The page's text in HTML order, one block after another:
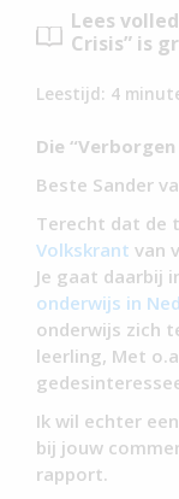
Lees
Crisis” is
Leestijd: 4
Die
Beste Sander
Terecht dat de
Volkskrant van
Je gaat daarbij
onderwijs in
onderwijs zich
leerling, Met
Ik wil echter
bij jouw
rapport.